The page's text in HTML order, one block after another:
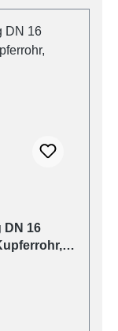
DN 16